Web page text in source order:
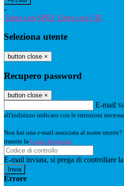
-
Entra con SPID Entra con CIE
Seleziona utente
button close ×
Recupero password
button close ×
E-mail
all'indirizzo indicato con le istruzioni
Non hai una e-mail associata al nome
tramite la Login Spaggiari
E-mail inviata, si prega di controllare
Errore